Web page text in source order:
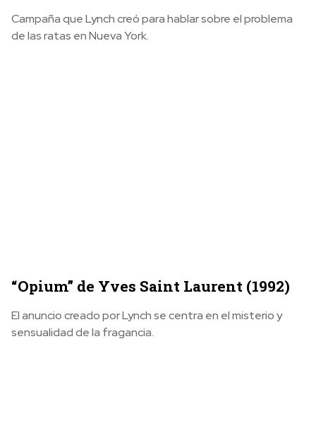
Campaña que Lynch creó para hablar sobre el problema
de las ratas en Nueva York.
“Opium” de Yves Saint Laurent (1992)
El anuncio creado por Lynch se centra en el misterio y
sensualidad de la fragancia.